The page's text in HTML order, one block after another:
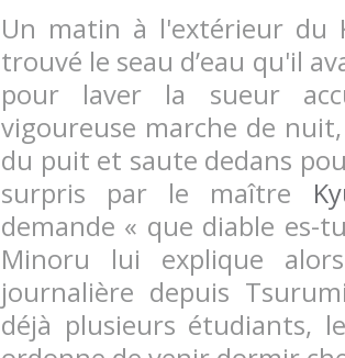
Un matin à l'extérieur du
trouvé le seau d’eau qu'il
pour laver la sueur
vigoureuse marche de
du puit et saute dedans
surpris par le maître
demande « que diable es-
Minoru lui explique
journalière depuis
déjà plusieurs étudiants,